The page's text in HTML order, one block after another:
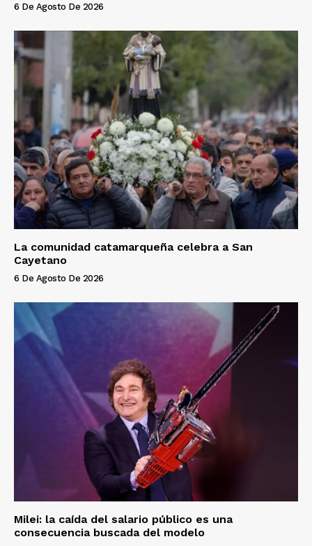
6 De Agosto De 2026
La comunidad catamarqueña celebra a San
Cayetano
6 De Agosto De 2026
Milei: la caída del salario público es una
consecuencia buscada del modelo